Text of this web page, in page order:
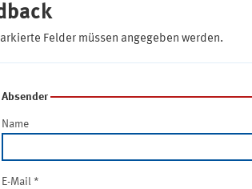
Felder müssen angegeben werden.
Absender
Name
E-Mail *